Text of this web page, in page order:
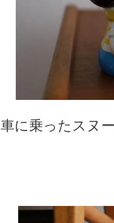
車に乗ったスヌ